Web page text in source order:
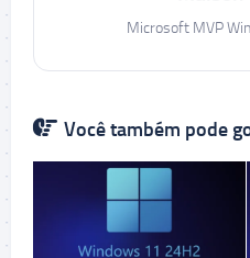
Microsoft MVP
Você também pode